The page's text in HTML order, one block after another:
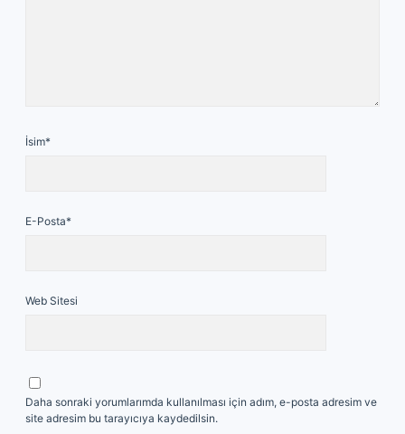
İsim*
E-Posta*
Web Sitesi
Daha sonraki yorumlarımda kullanılması için adım, e-posta adresim ve
site adresim bu tarayıcıya kaydedilsin.